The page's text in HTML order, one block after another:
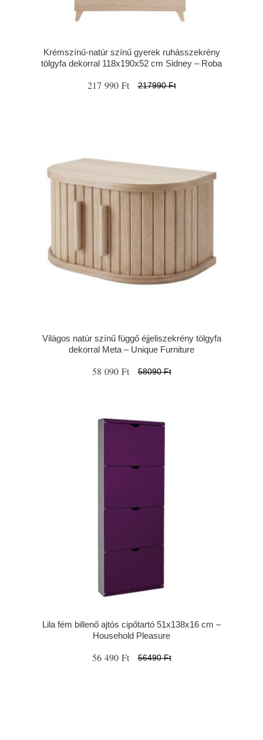
Krémszínű-natúr színű gyerek ruhásszekrény
tölgyfa dekorral 118x190x52 cm Sidney – Roba
217 990 Ft 217990 Ft
Világos natúr színű függő éjjeliszekrény tölgyfa
dekorral Meta – Unique Furniture
58 090 Ft 58090 Ft
Lila fém billenő ajtós cipőtartó 51x138x16 cm –
Household Pleasure
56 490 Ft 56490 Ft